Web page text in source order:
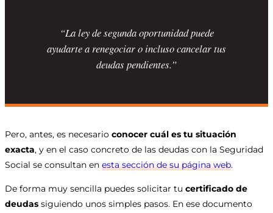
“La ley de segunda oportunidad puede
ayudarte a renegociar o incluso cancelar tus
deudas pendientes.”
Pero, antes, es necesario conocer cuál es tu situación
exacta, y en el caso concreto de las deudas con la Seguridad
Social se consultan en esta sección de su página web.
De forma muy sencilla puedes solicitar tu certificado de
deudas siguiendo unos simples pasos. En ese documento